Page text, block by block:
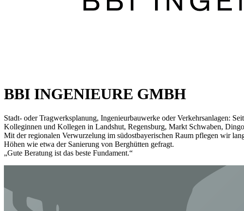
BBI INGENIEURE GMBH
Stadt- oder Tragwerksplanung, Ingenieurbauwerke oder Verkehrsanlagen:
Kolleginnen und Kollegen in Landshut, Regensburg, Markt Schwaben,
Mit der regionalen Verwurzelung im südostbayerischen Raum pflegen wir
Höhen wie etwa der Sanierung von Berghütten gefragt.
„Gute Beratung ist das beste Fundament.“